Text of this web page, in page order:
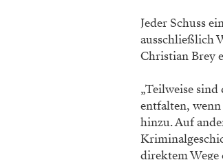
Jeder Schuss
ausschließlich
Christian Brey
„Teilweise
entfalten,
hinzu. Auf
direktem Wege